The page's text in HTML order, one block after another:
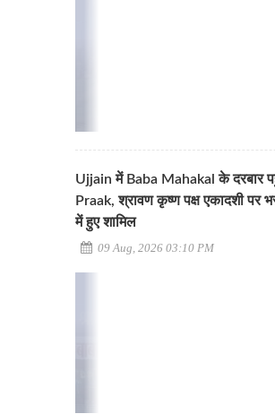
Ujjain में Baba Mahakal के दरबार
Praak, श्रावण कृष्ण पक्ष एकादशी पर
में हुए शामिल
09 Aug, 2026 03:10 PM